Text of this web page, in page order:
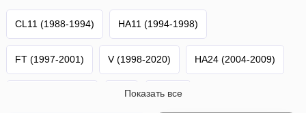
CL11 (1988-1994) HA11 (1994-1998)
FT (1997-2001) V (1998-2020) HA24 (2004-2009)
Alto Suzuki
Показать все